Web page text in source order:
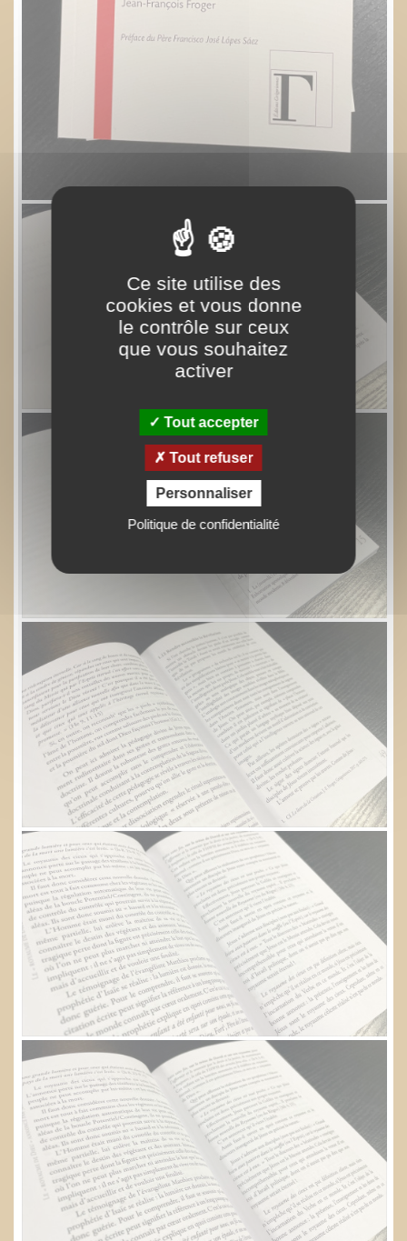
Ce site utilise des
cookies et vous donne
le contrôle sur ceux
que vous souhaitez
activer
Tout accepter
Tout refuser
Personnaliser
Politique de confidentialité